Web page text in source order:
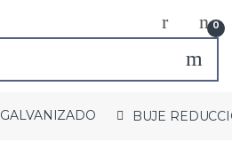
0
GALVANIZADO BUJE